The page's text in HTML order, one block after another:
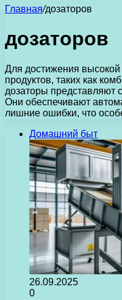
Главная/дозаторов
дозаторов
Для достижения
продуктов, таких как
дозаторы представляют
Они обеспечивают
лишние ошибки, что
Домашний быт
26.09.2025
0